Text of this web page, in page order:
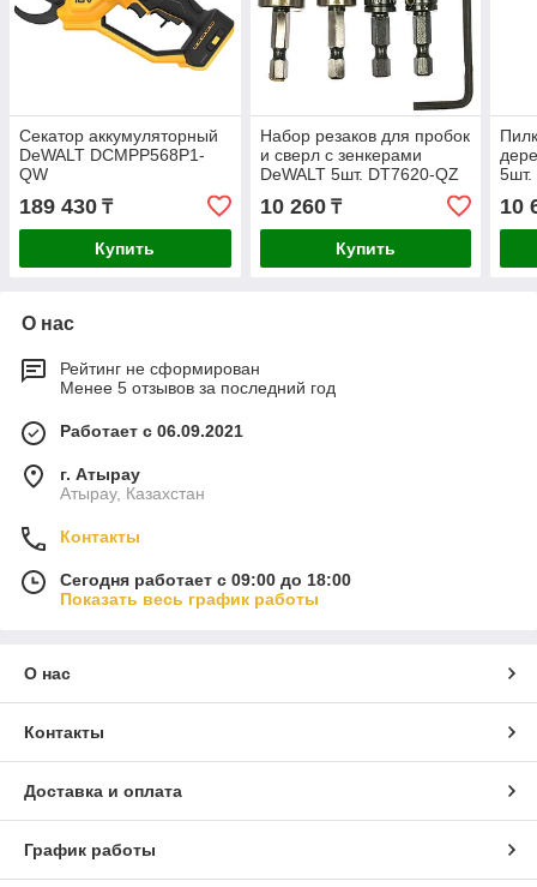
Секатор аккумуляторный
DeWALT DCMPP568P1-
QW
189 430 ₸
Купить
Набор резаков для пробок
и сверл с зенкерами
DeWALT 5шт. DT7620-QZ
10 260₸
Купить
5шт.
10
О нас
Рейтинг не сформирован
Менее 5 отзывов за последний год
Работает с 06.09.2021
г. Атырау
Атырау, Казахстан
Контакты
Сегодня работает с 09:00 до 18:00
Показать весь график работы
О нас
Контакты
Доставка и оплата
График работы